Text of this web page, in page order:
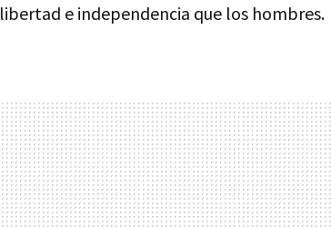
libertad e independencia que los hombres.